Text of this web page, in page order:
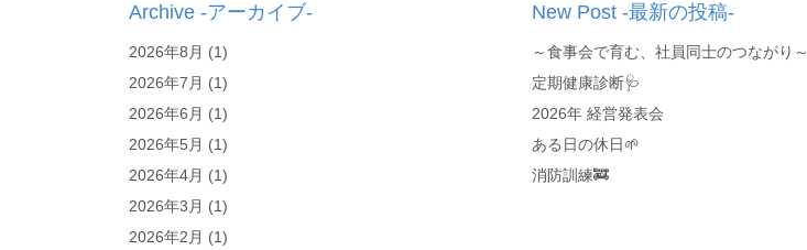
Archive -アーカイブ-
2026年8月 (1)
2026年7月 (1)
2026年6月 (1)
2026年5月 (1)
2026年4月 (1)
2026年3月 (1)
2026年2月 (1)
New Post -最新の投稿-
～食事会で育む、社員同士のつながり～
定期健康診断🩺
2026年 経営発表会
ある日の休日🌱
消防訓練🚒